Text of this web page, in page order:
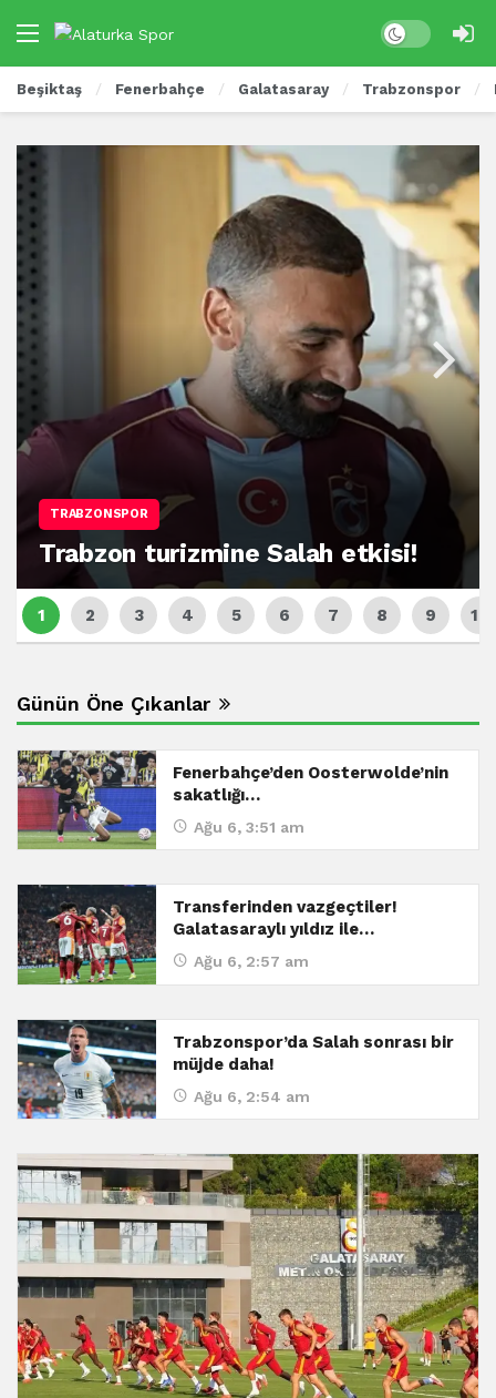
Beşiktaş Fenerbahçe Galatasaray Trabzonspor
TRABZONSPOR
Trabzon turizmine Salah etkisi!
Günün Öne Çıkanlar
Fenerbahçe’den Oosterwolde’nin
sakatlığı…
Ağu 6, 3:51 am
Transferinden vazgeçtiler!
Galatasaraylı yıldız ile…
Ağu 6, 2:57 am
Trabzonspor’da Salah sonrası bir
müjde daha!
Ağu 6, 2:54 am